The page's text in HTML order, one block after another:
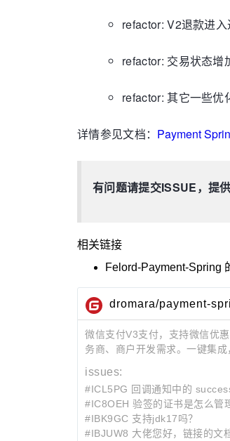
refactor: V2退款进
refactor: 交易状态增
refactor: 其它一些优
详情参见文档： Payment
有问题请提交ISSUE，提
相关链接
Felord-Payment-Spring
dromara/payment-
微信支付V3支付，支持微信优
务商、商户开发需求。一键集成
issues:
#ICL5PG 回调通知中的
#IC8OEH 验签的证书是怎么管
#IBK9GC 支持jdk17吗？
#IBJUW8 大佬您好，链接的文